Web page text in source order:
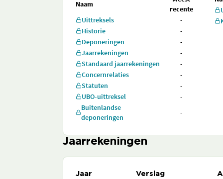
Naam
recente
Uittreksels
-
Historie
-
Deponeringen
-
Jaarrekeningen
-
Standaard jaarrekeningen
-
Concernrelaties
-
Statuten
-
UBO-uittreksel
-
Buitenlandse
deponeringen
-
Jaarrekeningen
Jaar Verslag